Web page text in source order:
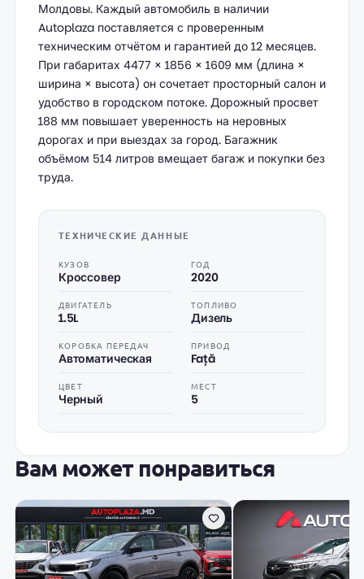
Молдовы. Каждый автомобиль в наличии
Autoplaza поставляется с проверенным
техническим отчётом и гарантией до 12 месяцев.
При габаритах 4477 × 1856 × 1609 мм (длина ×
ширина × высота) он сочетает просторный салон и
удобство в городском потоке. Дорожный просвет
188 мм повышает уверенность на неровных
дорогах и при выездах за город. Багажник
объёмом 514 литров вмещает багаж и покупки без
труда.
ТЕХНИЧЕСКИЕ ДАННЫЕ
КУЗОВ
Кроссовер
ГОД
2020
ДВИГАТЕЛЬ
1.5L
ТОПЛИВО
Дизель
КОРОБКА ПЕРЕДАЧ
Автоматическая
ПРИВОД
Față
ЦВЕТ
Черный
МЕСТ
5
Вам может понравиться